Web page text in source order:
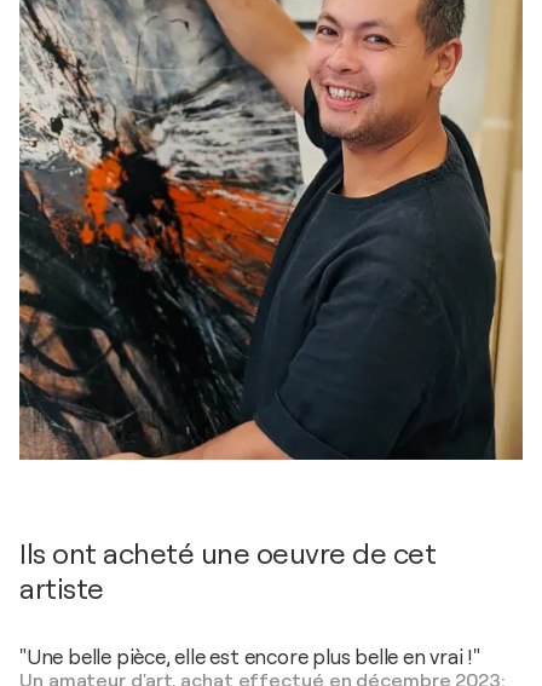
Ils ont acheté une oeuvre de cet
artiste
"Une belle pièce, elle est encore plus belle en vrai !"
Un amateur d'art, achat effectué en décembre 2023: